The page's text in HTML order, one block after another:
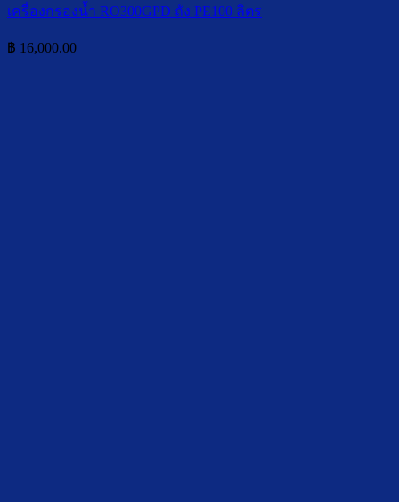
เครื่องกรองน้ำ RO300GPD ถัง PE100 ลิตร
฿ 16,000.00